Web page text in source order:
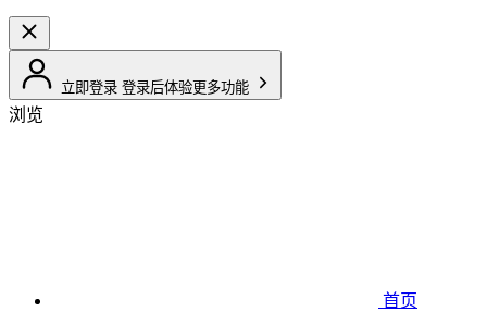
立即登录 登录后体验更多功能
浏览
首页